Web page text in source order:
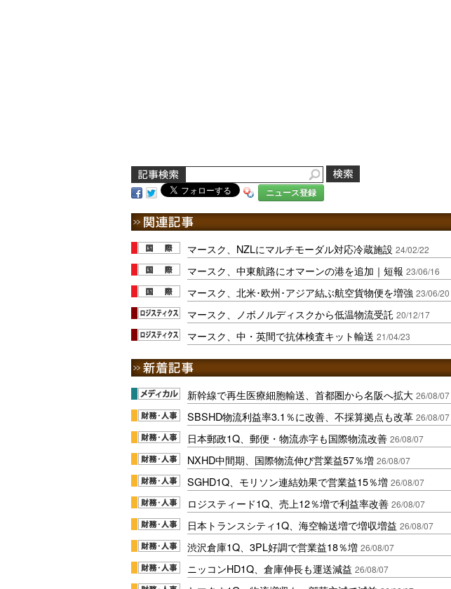
ニュース登録
マースク、NZLにマルチモーダル対応冷蔵施設 24/02/22
マースク、中東航路にオマーンの港を追加｜短報 23/06/16
マースク、北米･欧州･アジア結ぶ航空貨物便を増強 23/06/20
マースク、ノボノルディスクから低温物流受託 20/12/17
マースク、中・英間で抗体検査キット輸送 21/04/23
新幹線で再生医療細胞輸送、首都圏から名阪へ拡大 26/08/07
SBSHD物流利益率3.1％に改善、不採算拠点も改革 26/08/07
日本郵政1Q、郵便・物流赤字も国際物流改善 26/08/07
NXHD中間期、国際物流伸び営業益57％増 26/08/07
SGHD1Q、モリソン連結効果で営業益15％増 26/08/07
ロジスティード1Q、売上12％増で利益率改善 26/08/07
日本トランスシティ1Q、海空輸送増で増収増益 26/08/07
渋沢倉庫1Q、3PL好調で営業益18％増 26/08/07
ニッコンHD1Q、倉庫伸長も運送減益 26/08/07